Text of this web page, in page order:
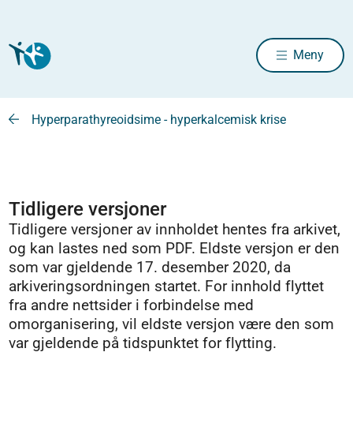
Meny
Hyperparathyreoidsime - hyperkalcemisk krise
Tidligere versjoner
Tidligere versjoner av innholdet hentes fra arkivet,
og kan lastes ned som PDF. Eldste versjon er den
som var gjeldende 17. desember 2020, da
arkiveringsordningen startet. For innhold flyttet
fra andre nettsider i forbindelse med
omorganisering, vil eldste versjon være den som
var gjeldende på tidspunktet for flytting.